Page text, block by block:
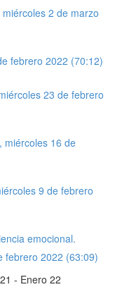
2 de marzo
febrero 2022 (70:12)
23 de febrero
miércoles 16 de
9 de febrero
emocional.
febrero 2022 (63:09)
- Enero 22